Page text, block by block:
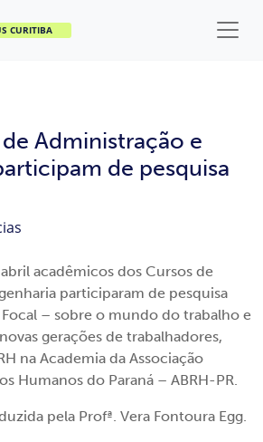
CURITIBA
Administração e
de pesquisa
acadêmicos dos Cursos de
participaram de pesquisa
– sobre o mundo do trabalho e
gerações de trabalhadores,
na Academia da Associação
Humanos do Paraná – ABRH-PR.
pela Profª. Vera Fontoura Egg.